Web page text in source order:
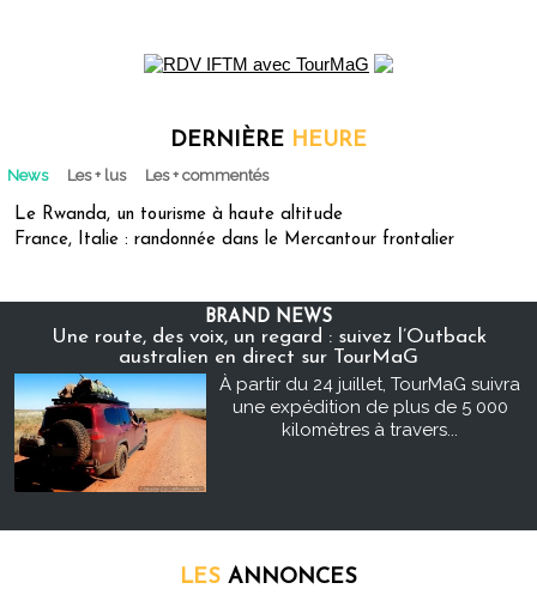
DERNIÈRE HEURE
News Les + lus Les + commentés
Le Rwanda, un tourisme à haute altitude
France, Italie : randonnée dans le Mercantour frontalier
BRAND NEWS
Une route, des voix, un regard : suivez l’Outback
australien en direct sur TourMaG
À partir du 24 juillet, TourMaG suivra
une expédition de plus de 5 000
kilomètres à travers...
LES ANNONCES